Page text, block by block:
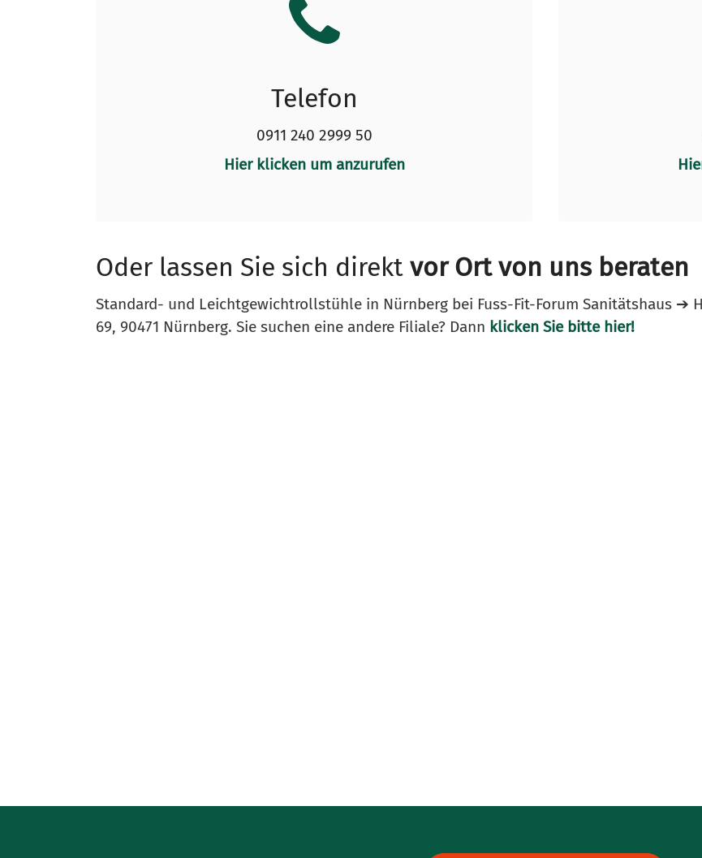
Telefon
0911 240 2999 50
Hier klicken um anzurufen
Oder lassen Sie sich direkt vor Ort von uns beraten
Standard- und Leichtgewichtrollstühle in Nürnberg bei Fuss-Fit-Forum Sanitätshaus ➔
69, 90471 Nürnberg. Sie suchen eine andere Filiale? Dann klicken Sie bitte hier!